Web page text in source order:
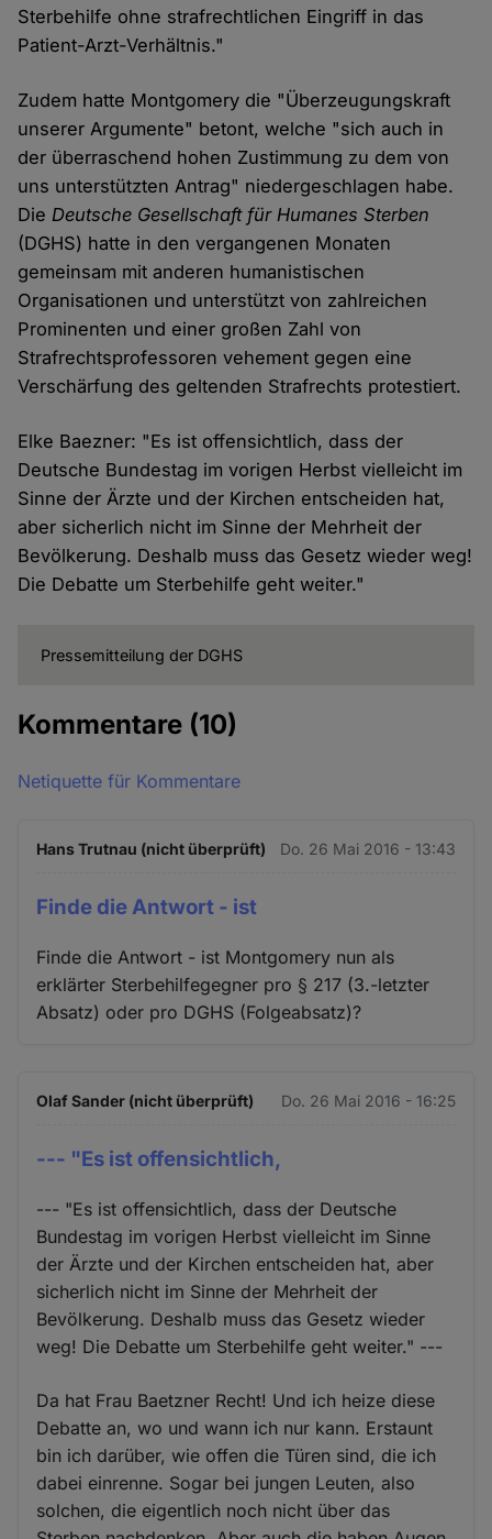
Sterbehilfe ohne strafrechtlichen Eingriff in das
Patient-Arzt-Verhältnis."
Zudem hatte Montgomery die "Überzeugungskraft
unserer Argumente" betont, welche "sich auch in
der überraschend hohen Zustimmung zu dem von
uns unterstützten Antrag" niedergeschlagen habe.
Die Deutsche Gesellschaft für Humanes Sterben
(DGHS) hatte in den vergangenen Monaten
gemeinsam mit anderen humanistischen
Organisationen und unterstützt von zahlreichen
Prominenten und einer großen Zahl von
Strafrechtsprofessoren vehement gegen eine
Verschärfung des geltenden Strafrechts protestiert.
Elke Baezner: "Es ist offensichtlich, dass der
Deutsche Bundestag im vorigen Herbst vielleicht im
Sinne der Ärzte und der Kirchen entscheiden hat,
aber sicherlich nicht im Sinne der Mehrheit der
Bevölkerung. Deshalb muss das Gesetz wieder weg!
Die Debatte um Sterbehilfe geht weiter."
Pressemitteilung der DGHS
Kommentare (10)
Netiquette für Kommentare
Hans Trutnau (nicht überprüft) Do. 26 Mai 2016 - 13:43
Finde die Antwort - ist
Finde die Antwort - ist Montgomery nun als
erklärter Sterbehilfegegner pro § 217 (3.-letzter
Absatz) oder pro DGHS (Folgeabsatz)?
Olaf Sander (nicht überprüft) Do. 26 Mai 2016 - 16:25
--- "Es ist offensichtlich,
--- "Es ist offensichtlich, dass der Deutsche
Bundestag im vorigen Herbst vielleicht im Sinne
der Ärzte und der Kirchen entscheiden hat, aber
sicherlich nicht im Sinne der Mehrheit der
Bevölkerung. Deshalb muss das Gesetz wieder
weg! Die Debatte um Sterbehilfe geht weiter." ---
Da hat Frau Baetzner Recht! Und ich heize diese
Debatte an, wo und wann ich nur kann. Erstaunt
bin ich darüber, wie offen die Türen sind, die ich
dabei einrenne. Sogar bei jungen Leuten, also
solchen, die eigentlich noch nicht über das